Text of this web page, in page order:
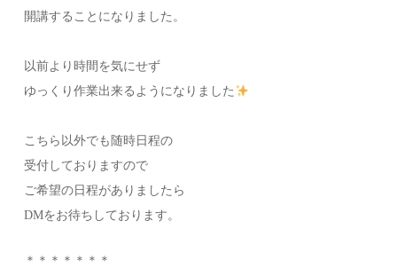
開講することになりました。
以前より時間を気にせず
ゆっくり作業出来るようになりました
こちら以外でも随時日程の
受付しておりますので
ご希望の日程がありましたら
DMをお待ちしております。
＊＊＊＊＊＊＊